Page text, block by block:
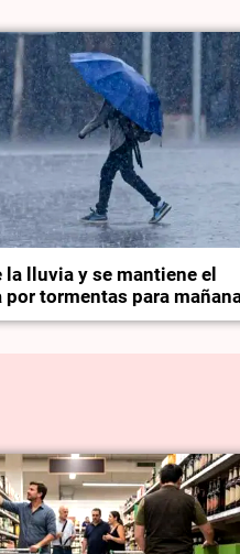
la lluvia y se mantiene el
por tormentas para